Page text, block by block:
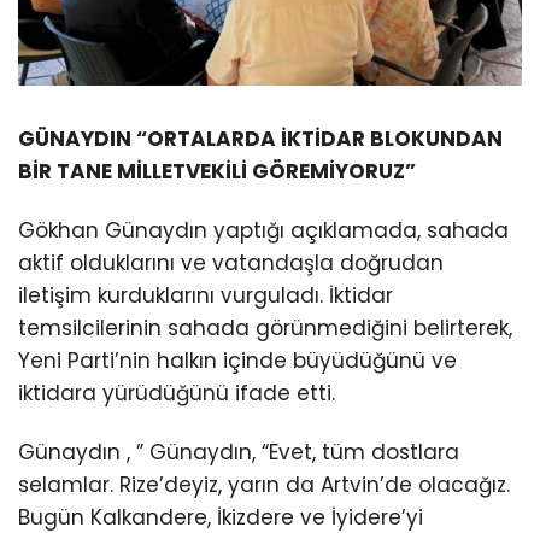
GÜNAYDIN “ORTALARDA İKTİDAR BLOKUNDAN
BİR TANE MİLLETVEKİLİ GÖREMİYORUZ”
Gökhan Günaydın yaptığı açıklamada, sahada
aktif olduklarını ve vatandaşla doğrudan
iletişim kurduklarını vurguladı. İktidar
temsilcilerinin sahada görünmediğini belirterek,
Yeni Parti’nin halkın içinde büyüdüğünü ve
iktidara yürüdüğünü ifade etti.
Günaydın , ” Günaydın, “Evet, tüm dostlara
selamlar. Rize’deyiz, yarın da Artvin’de olacağız.
Bugün Kalkandere, İkizdere ve İyidere’yi